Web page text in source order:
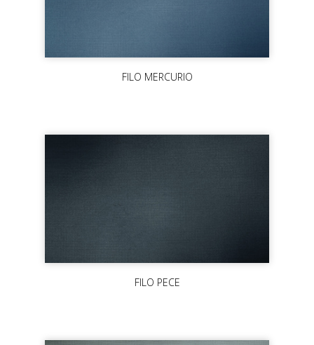
FILO MERCURIO
FILO PECE